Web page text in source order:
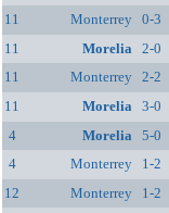
11
Monterrey 0-3
11
Morelia 2-0
11
Monterrey 2-2
11
Morelia 3-0
4
Morelia 5-0
4
Monterrey 1-2
12
Monterrey 1-2